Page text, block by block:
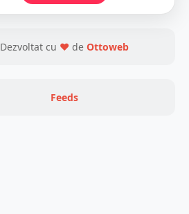
Dezvoltat cu ❤ de Ottoweb
Feeds